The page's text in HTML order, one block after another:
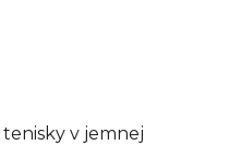
v jemnej